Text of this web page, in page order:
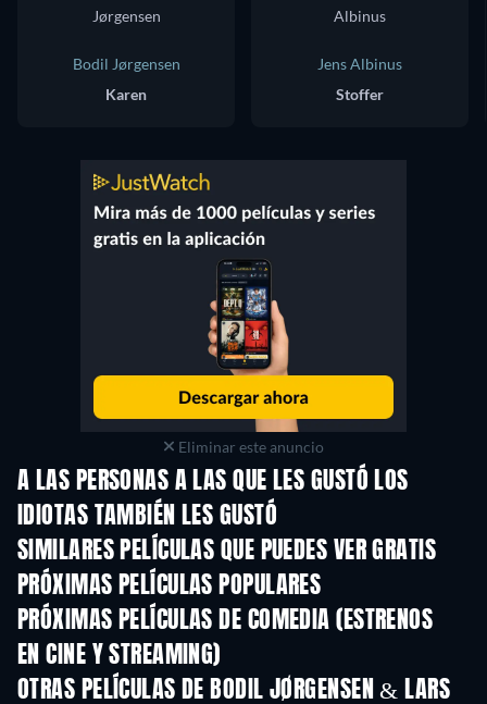
Bodil Jørgensen
Karen
Jens Albinus
Stoffer
Eliminar este anuncio
A LAS PERSONAS A LAS QUE LES GUSTÓ LOS
IDIOTAS TAMBIÉN LES GUSTÓ
SIMILARES PELÍCULAS QUE PUEDES VER GRATIS
PRÓXIMAS PELÍCULAS POPULARES
PRÓXIMAS PELÍCULAS DE COMEDIA (ESTRENOS
EN CINE Y STREAMING)
OTRAS PELÍCULAS DE BODIL JØRGENSEN & LARS